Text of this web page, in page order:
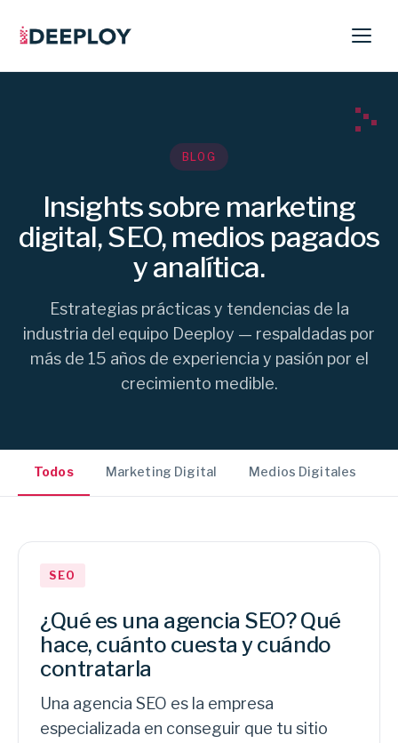
BLOG
Insights sobre marketing
digital, SEO, medios pagados
y analítica.
Estrategias prácticas y tendencias de la
industria del equipo Deeploy — respaldadas por
más de 15 años de experiencia y pasión por el
crecimiento medible.
Todos Marketing Digital Medios Digitales
SEO
¿Qué es una agencia SEO? Qué
hace, cuánto cuesta y cuándo
contratarla
Una agencia SEO es la empresa
especializada en conseguir que tu sitio